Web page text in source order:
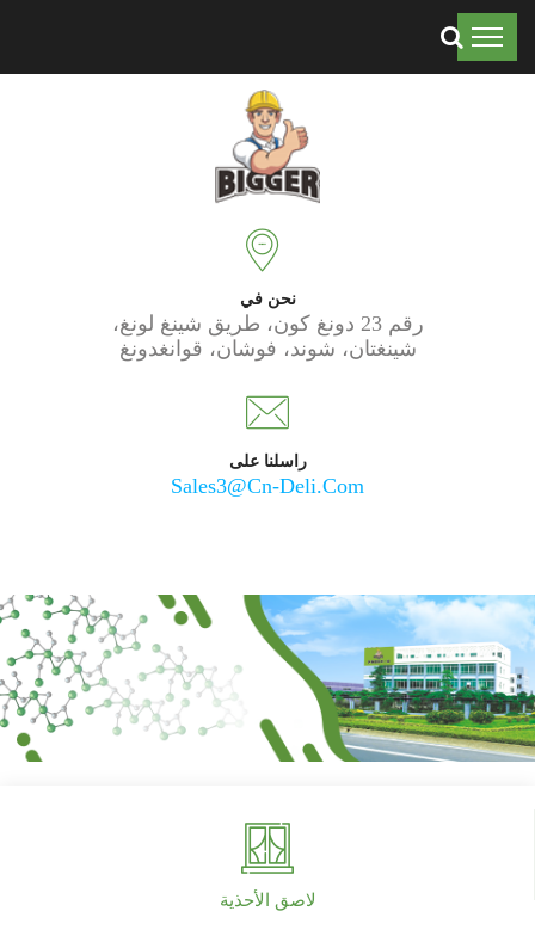
موثوق به من قبل 50 ألف عميل حول العالم.
نحن في
رقم 23 دونغ كون، طريق شينغ لونغ،
شينغتان، شوند، فوشان، قوانغدونغ
راسلنا على
Sales3@cn-Deli.com
لاصق الأحذية